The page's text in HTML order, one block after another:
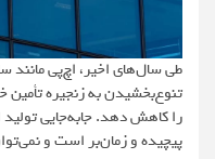
طی سال‌های اخیر، اچ‌پی مانند
تنوع‌بخشیدن به زنجیره
را کاهش دهد. جابه‌جایی
پیچیده و زمان‌بر است و